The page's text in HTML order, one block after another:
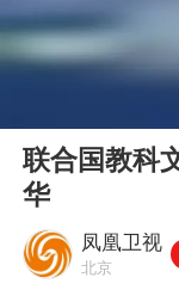
联合国教科
华
凤凰卫视
北京